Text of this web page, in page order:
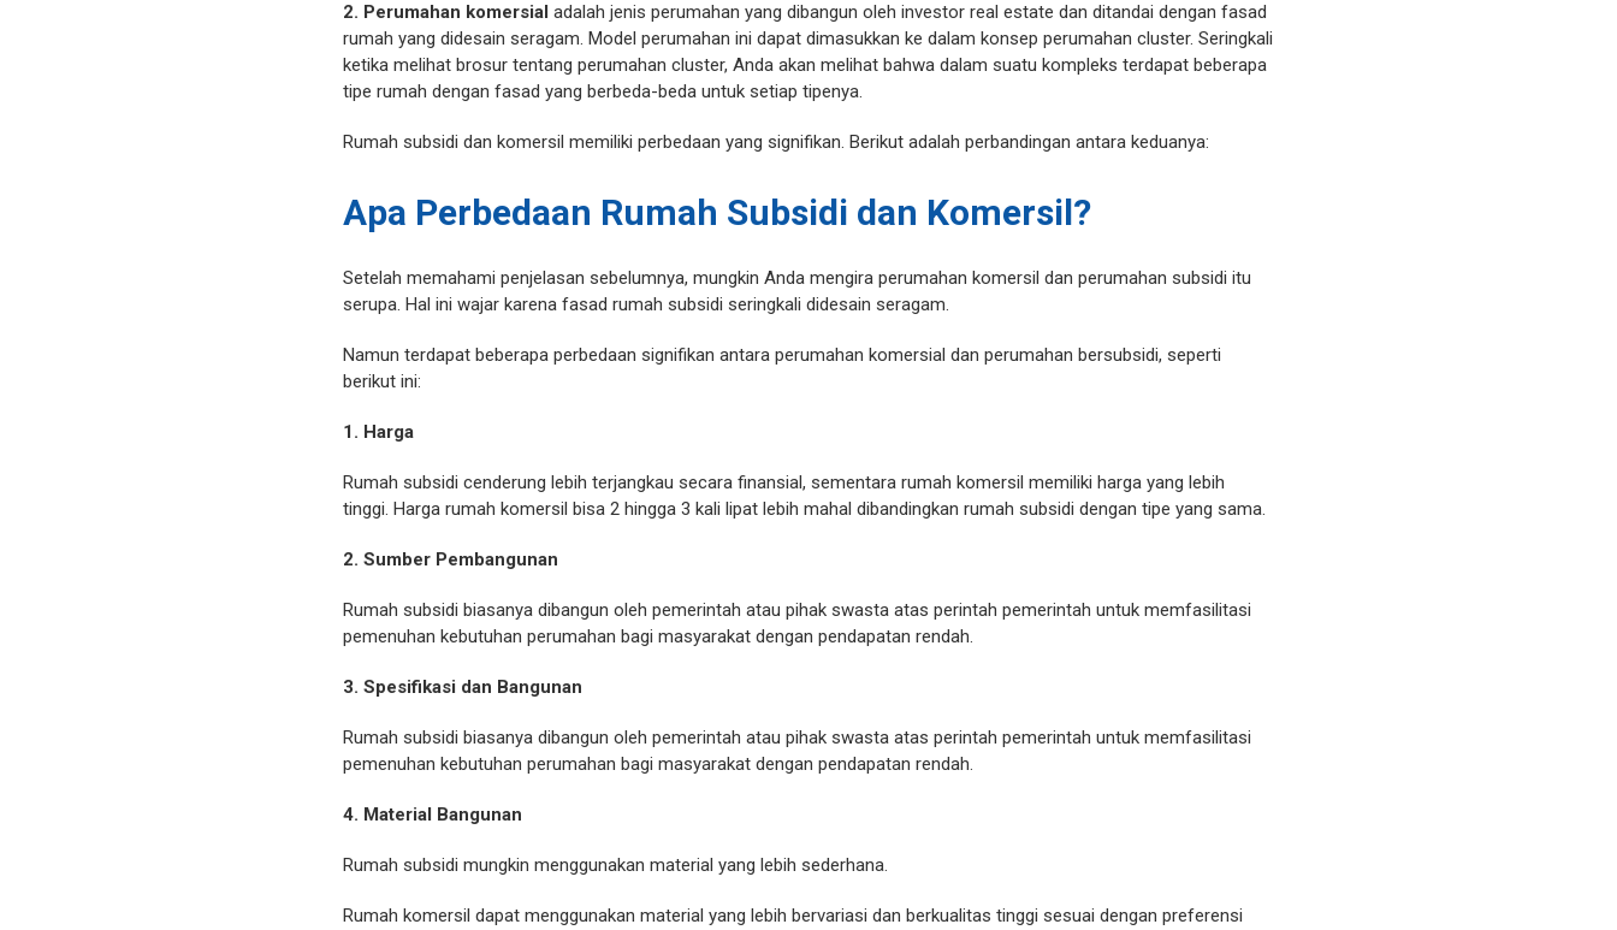
2. Perumahan komersial adalah jenis perumahan yang dibangun oleh investor real estate dan ditandai dengan fasad
rumah yang didesain seragam. Model perumahan ini dapat dimasukkan ke dalam konsep perumahan cluster. Seringkali
ketika melihat brosur tentang perumahan cluster, Anda akan melihat bahwa dalam suatu kompleks terdapat beberapa
tipe rumah dengan fasad yang berbeda-beda untuk setiap tipenya.
Rumah subsidi dan komersil memiliki perbedaan yang signifikan. Berikut adalah perbandingan antara keduanya:
Apa Perbedaan Rumah Subsidi dan Komersil?
Setelah memahami penjelasan sebelumnya, mungkin Anda mengira perumahan komersil dan perumahan subsidi itu
serupa. Hal ini wajar karena fasad rumah subsidi seringkali didesain seragam.
Namun terdapat beberapa perbedaan signifikan antara perumahan komersial dan perumahan bersubsidi, seperti
berikut ini:
1. Harga
Rumah subsidi cenderung lebih terjangkau secara finansial, sementara rumah komersil memiliki harga yang lebih
tinggi. Harga rumah komersil bisa 2 hingga 3 kali lipat lebih mahal dibandingkan rumah subsidi dengan tipe yang sama.
2. Sumber Pembangunan
Rumah subsidi biasanya dibangun oleh pemerintah atau pihak swasta atas perintah pemerintah untuk memfasilitasi
pemenuhan kebutuhan perumahan bagi masyarakat dengan pendapatan rendah.
3. Spesifikasi dan Bangunan
Rumah subsidi biasanya dibangun oleh pemerintah atau pihak swasta atas perintah pemerintah untuk memfasilitasi
pemenuhan kebutuhan perumahan bagi masyarakat dengan pendapatan rendah.
4. Material Bangunan
Rumah subsidi mungkin menggunakan material yang lebih sederhana.
Rumah komersil dapat menggunakan material yang lebih bervariasi dan berkualitas tinggi sesuai dengan preferensi